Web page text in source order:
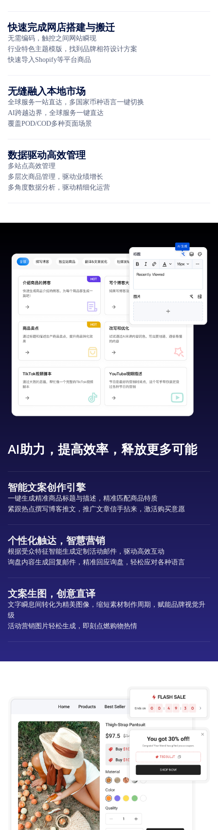
快速完成网店搭建与搬迁
无需编码，触控之间网站瞬现
行业特色主题模版，找到品牌相符设计方案
快速导入Shopify等平台商品
无缝融入本地市场
全球服务一站直达，多国家币种语言一键切换
AI跨越边界，全球服务一键直达
覆盖POD/COD多种页面场景
数据驱动高效管理
多站点高效管理
多层次商品管理，驱动业绩增长
多角度数据分析，驱动精细化运营
AI助力，提高效率，释放更多可能
智能文案创作引擎
一键生成精准商品标题与描述，精准匹配商品特质
紧跟热点撰写博客推文，推广文章信手拈来，激活购买意愿
个性化触达，智慧营销
根据受众特征智能生成定制活动邮件，驱动高效互动
询盘内容生成回复邮件，精准回应询盘，轻松应对各种语言
文案生图，创意直译
文字瞬息间转化为精美图像，缩短素材制作周期，赋能品牌视觉升
级
活动营销图片轻松生成，即刻点燃购物热情